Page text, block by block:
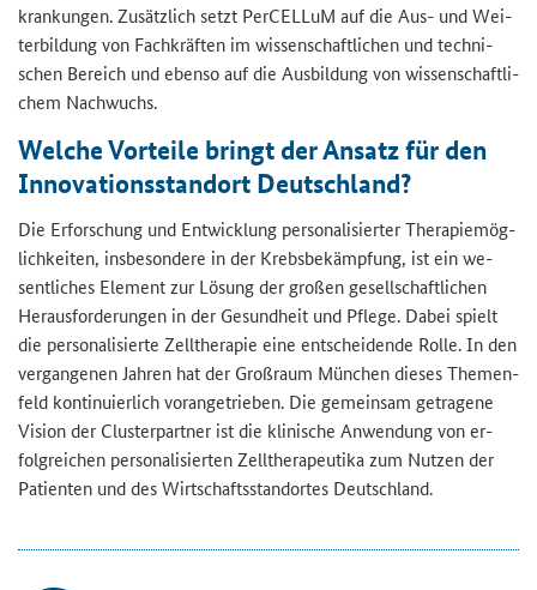
kran­kun­gen. Zu­sätz­lich setzt Per­CEL­LuM auf die Aus- und Wei­
ter­bil­dung von Fach­kräf­ten im wis­sen­schaft­li­chen und tech­ni­
schen Be­reich und eben­so auf die Aus­bil­dung von wis­sen­schaft­li­
chem Nach­wuchs.
Wel­che Vor­tei­le bringt der An­satz für den
In­no­va­ti­ons­stand­ort Deutsch­land?
Die Er­for­schung und Ent­wick­lung per­so­na­li­sier­ter The­ra­pie­mög­
lich­kei­ten, ins­be­son­de­re in der Krebs­be­kämp­fung, ist ein we­
sent­li­ches Ele­ment zur Lö­sung der gro­ßen ge­sell­schaft­li­chen
Her­aus­for­de­run­gen in der Ge­sund­heit und Pfle­ge. Dabei spielt
die per­so­na­li­sier­te Zell­the­ra­pie eine ent­schei­den­de Rolle. In den
ver­gan­ge­nen Jah­ren hat der Groß­raum Mün­chen die­ses The­men­
feld kon­ti­nu­ier­lich vor­an­ge­trie­ben. Die ge­mein­sam ge­tra­ge­ne
Vi­si­on der Clus­ter­part­ner ist die kli­ni­sche An­wen­dung von er­
folg­rei­chen per­so­na­li­sier­ten Zell­the­ra­peu­ti­ka zum Nut­zen der
Pa­ti­en­ten und des Wirt­schafts­stand­or­tes Deutsch­land.